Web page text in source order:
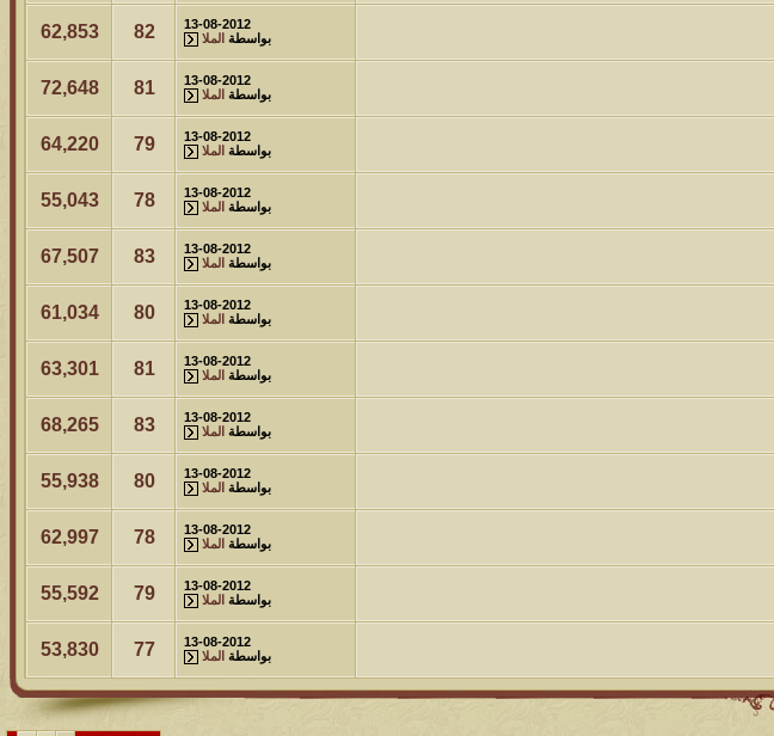
13-08-2012
بواسطة الملا 82
62,853
13-08-2012
بواسطة الملا 81
72,648
13-08-2012
بواسطة الملا 79
64,220
13-08-2012
بواسطة الملا 78
55,043
13-08-2012
بواسطة الملا 83
67,507
13-08-2012
بواسطة الملا 80
61,034
13-08-2012
بواسطة الملا 81
63,301
13-08-2012
بواسطة الملا 83
68,265
13-08-2012
بواسطة الملا 80
55,938
13-08-2012
بواسطة الملا 78
62,997
13-08-2012
بواسطة الملا 79
55,592
13-08-2012
بواسطة الملا 77
53,830